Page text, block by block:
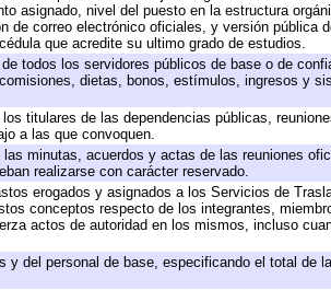
asignado, nivel del puesto en la estructura
de correo electrónico oficiales, y versión pública
que acredite su ultimo grado de estudios.
todos los servidores públicos de base o de
dietas, bonos, estímulos, ingresos y
titulares de las dependencias públicas,
a las que convoquen.
minutas, acuerdos y actas de las reuniones
realizarse con carácter reservado.
erogados y asignados a los Servicios de
conceptos respecto de los integrantes,
actos de autoridad en los mismos, incluso
y del personal de base, especificando el total de